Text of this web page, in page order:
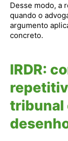
Desse modo, a
quando o
argumento
concreto.
IRDR:
tribunal